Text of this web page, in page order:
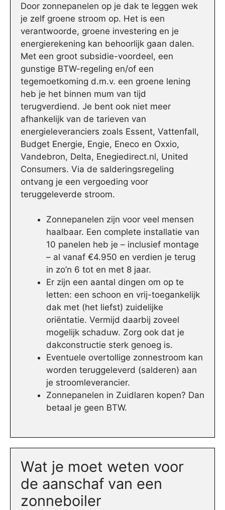
Door zonnepanelen op je dak te leggen wek
je zelf groene stroom op. Het is een
verantwoorde, groene investering en je
energierekening kan behoorlijk gaan dalen.
Met een groot subsidie-voordeel, een
gunstige BTW-regeling en/of een
tegemoetkoming d.m.v. een groene lening
heb je het binnen mum van tijd
terugverdiend. Je bent ook niet meer
afhankelijk van de tarieven van
energieleveranciers zoals Essent, Vattenfall,
Budget Energie, Engie, Eneco en Oxxio,
Vandebron, Delta, Enegiedirect.nl, United
Consumers. Via de salderingsregeling
ontvang je een vergoeding voor
teruggeleverde stroom.
Zonnepanelen zijn voor veel mensen
haalbaar. Een complete installatie van
10 panelen heb je – inclusief montage
– al vanaf €4.950 en verdien je terug
in zo’n 6 tot en met 8 jaar.
Er zijn een aantal dingen om op te
letten: een schoon en vrij-toegankelijk
dak met (het liefst) zuidelijke
oriëntatie. Vermijd daarbij zoveel
mogelijk schaduw. Zorg ook dat je
dakconstructie sterk genoeg is.
Eventuele overtollige zonnestroom kan
worden teruggeleverd (salderen) aan
je stroomleverancier.
Zonnepanelen in Zuidlaren kopen? Dan
betaal je geen BTW.
Wat je moet weten voor
de aanschaf van een
zonneboiler